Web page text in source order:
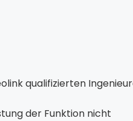
qualifizierten
der Funktion nicht